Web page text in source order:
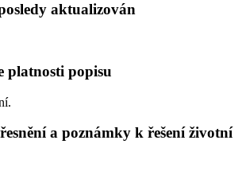
aktualizován
platnosti popisu
a poznámky k řešení životní